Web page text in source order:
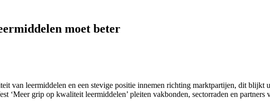
moet beter
van leermiddelen en een stevige positie innemen richting marktpartijen, dit blijkt
‘Meer grip op kwaliteit leermiddelen’ pleiten vakbonden, sectorraden en